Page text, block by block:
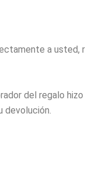
a usted,
del regalo
devolución.